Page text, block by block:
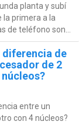
planta y subí
la primera a la
de teléfono son...
diferencia de
de 2
entre un
con 4 núcleos?